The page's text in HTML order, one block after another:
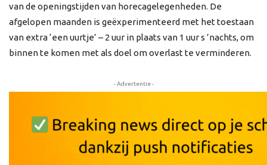
van de openingstijden van horecagelegenheden. De
afgelopen maanden is geëxperimenteerd met het toestaan
van extra ‘een uurtje’ – 2 uur in plaats van 1 uur s ’nachts, om
binnen te komen met als doel om overlast te verminderen.
- Advertentie -